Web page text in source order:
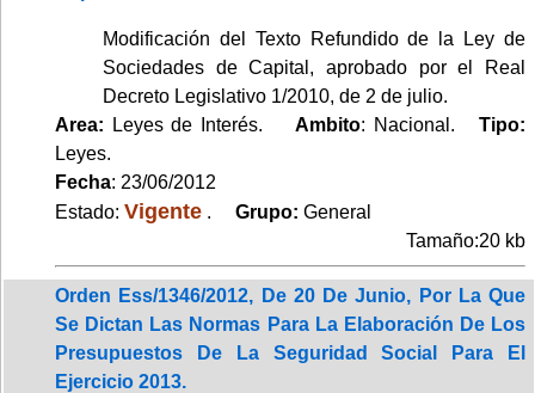
Modificación del Texto Refundido de la Ley de
Sociedades de Capital, aprobado por el Real
Decreto Legislativo 1/2010, de 2 de julio.
Area: Leyes de Interés.Ambito: Nacional.Tipo:
Leyes.
Fecha: 23/06/2012
Estado: Vigente . Grupo: General
Tamaño:20 kb
Orden Ess/1346/2012, De 20 De Junio, Por La Que
Se Dictan Las Normas Para La Elaboración De Los
Presupuestos De La Seguridad Social Para El
Ejercicio 2013.